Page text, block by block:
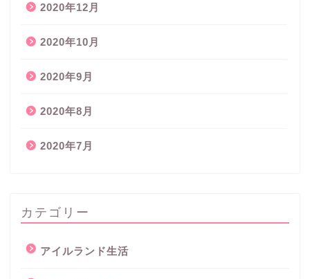
2020年12月
2020年10月
2020年9月
2020年8月
2020年7月
カテゴリー
アイルランド生活